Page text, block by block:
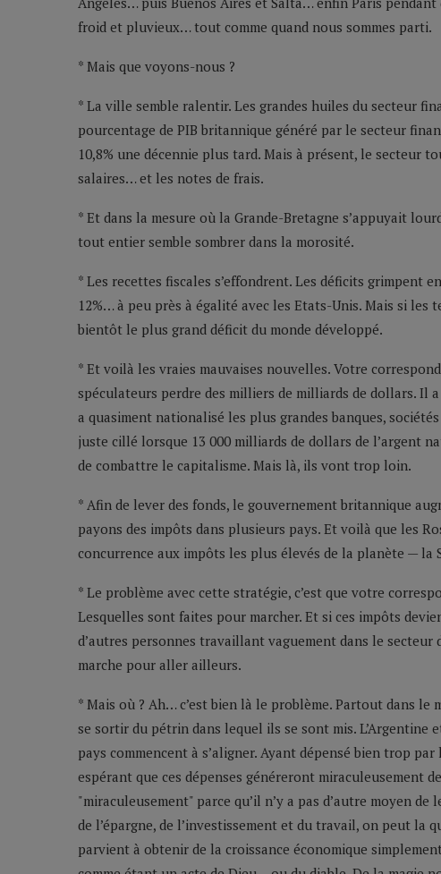
froid et pluvieux… tout comme quand nous sommes parti.
* Mais que voyons-nous ?
* La ville semble ralentir. Les grandes huiles du secteur
pourcentage de PIB britannique généré par le secteur
10,8% une décennie plus tard. Mais à présent, le
salaires… et les notes de frais.
* Et dans la mesure où la Grande-Bretagne s’appuyait
tout entier semble sombrer dans la morosité.
* Les recettes fiscales s’effondrent. Les déficits grimpent
12%… à peu près à égalité avec les Etats-Unis. Mais si
bientôt le plus grand déficit du monde développé.
* Et voilà les vraies mauvaises nouvelles. Votre
spéculateurs perdre des milliers de milliards de dollars. Il
a quasiment nationalisé les plus grandes banques,
juste cillé lorsque 13 000 milliards de dollars de l’argent
de combattre le capitalisme. Mais là, ils vont trop loin.
* Afin de lever des fonds, le gouvernement britannique
payons des impôts dans plusieurs pays. Et voilà que les
concurrence aux impôts les plus élevés de la planète — la
* Le problème avec cette stratégie, c’est que votre
Lesquelles sont faites pour marcher. Et si ces impôts
d’autres personnes travaillant vaguement dans le
marche pour aller ailleurs.
* Mais où ? Ah… c’est bien là le problème. Partout dans le
se sortir du pétrin dans lequel ils se sont mis. L’Argentine
pays commencent à s’aligner. Ayant dépensé bien trop
espérant que ces dépenses généreront miraculeusement
"miraculeusement" parce qu’il n’y a pas d’autre moyen
de l’épargne, de l’investissement et du travail, on peut la
parvient à obtenir de la croissance économique